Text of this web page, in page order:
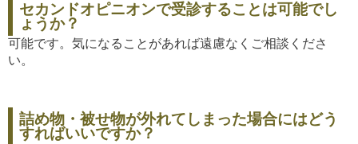
セカンドオピニオンで受診することは可能でし
ょうか？
可能です。気になることがあれば遠慮なくご相談くださ
い。
詰め物・被せ物が外れてしまった場合にはどう
すればいいですか？